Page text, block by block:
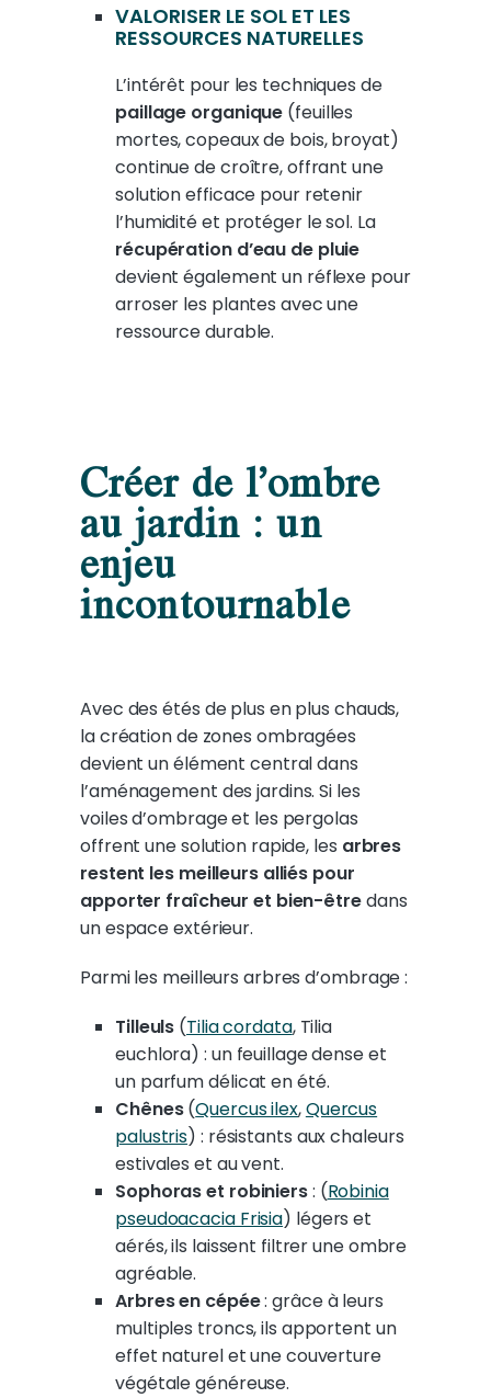
VALORISER LE SOL ET LES
RESSOURCES NATURELLES
L’intérêt pour les techniques de
paillage organique (feuilles
mortes, copeaux de bois, broyat)
continue de croître, offrant une
solution efficace pour retenir
l’humidité et protéger le sol. La
récupération d’eau de pluie
devient également un réflexe pour
arroser les plantes avec une
ressource durable.
Créer de l’ombre
au jardin : un
enjeu
incontournable
Avec des étés de plus en plus chauds,
la création de zones ombragées
devient un élément central dans
l’aménagement des jardins. Si les
voiles d’ombrage et les pergolas
offrent une solution rapide, les arbres
restent les meilleurs alliés pour
apporter fraîcheur et bien-êtredans
un espace extérieur.
Parmi les meilleurs arbres d’ombrage :
Tilleuls (Tilia cordata, Tilia
euchlora) : un feuillage dense et
un parfum délicat en été.
Chênes(Quercus ilex,Quercus
palustris) : résistants aux chaleurs
estivales et au vent.
Sophoras et robiniers: (Robinia
pseudoacacia Frisia) légers et
aérés, ils laissent filtrer une ombre
agréable.
Arbres en cépée: grâce à leurs
multiples troncs, ils apportent un
effet naturel et une couverture
végétale généreuse.